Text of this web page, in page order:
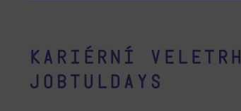
Kariérní veletrh
Jobtuldays